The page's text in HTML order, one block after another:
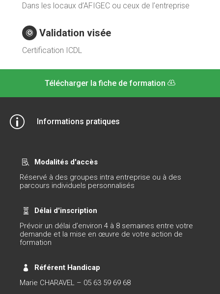
Dans les locaux d’AFIGEC ou ceux de l’entreprise
 Validation visée
Certification ICDL
Télécharger la fiche de formation
p Informations pratiques

Modalités d'accès
Réservé à des groupes intra entreprise ou à des
parcours individuels personnalisés

Délai d'inscription
Prévoir un délai d’environ 4 à 8 semaines entre votre
demande et la mise en œuvre de votre action de
formation

Référent Handicap
Marie CHARAVEL – 05 63 59 69 68